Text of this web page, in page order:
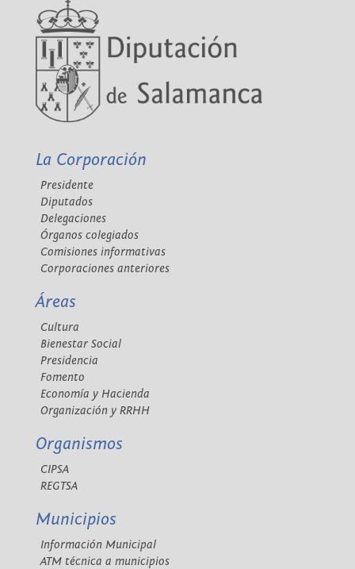
La Corporación
Presidente
Diputados
Delegaciones
Órganos colegiados
Comisiones informativas
Corporaciones anteriores
Áreas
Cultura
Bienestar Social
Presidencia
Fomento
Economía y Hacienda
Organización y RRHH
Organismos
CIPSA
REGTSA
Municipios
Información Municipal
ATM técnica a municipios